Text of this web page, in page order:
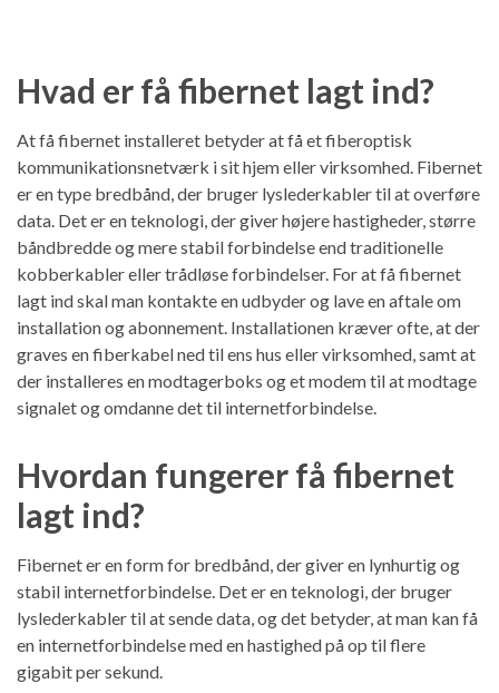
Hvad er få fibernet lagt ind?
At få fibernet installeret betyder at få et fiberoptisk
kommunikationsnetværk i sit hjem eller virksomhed. Fibernet
er en type bredbånd, der bruger lyslederkabler til at overføre
data. Det er en teknologi, der giver højere hastigheder, større
båndbredde og mere stabil forbindelse end traditionelle
kobberkabler eller trådløse forbindelser. For at få fibernet
lagt ind skal man kontakte en udbyder og lave en aftale om
installation og abonnement. Installationen kræver ofte, at der
graves en fiberkabel ned til ens hus eller virksomhed, samt at
der installeres en modtagerboks og et modem til at modtage
signalet og omdanne det til internetforbindelse.
Hvordan fungerer få fibernet
lagt ind?
Fibernet er en form for bredbånd, der giver en lynhurtig og
stabil internetforbindelse. Det er en teknologi, der bruger
lyslederkabler til at sende data, og det betyder, at man kan få
en internetforbindelse med en hastighed på op til flere
gigabit per sekund.